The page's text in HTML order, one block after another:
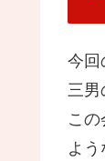
今回
三男
この
よう